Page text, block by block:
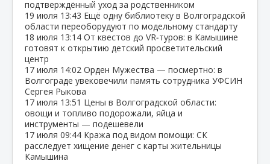
подтверждённый уход за родственником
19 июля 13:43 Ещё одну библиотеку в Волгоградской
области переоборудуют по модельному стандарту
18 июля 13:14 От квестов до VR‑туров: в Камышине
готовят к открытию детский просветительский
центр
17 июля 14:02 Орден Мужества — посмертно: в
Волгограде увековечили память сотрудника УФСИН
Сергея Рыкова
17 июля 13:51 Цены в Волгоградской области:
овощи и топливо подорожали, яйца и
инструменты — подешевели
17 июля 09:44 Кража под видом помощи: СК
расследует хищение денег с карты жительницы
Камышина